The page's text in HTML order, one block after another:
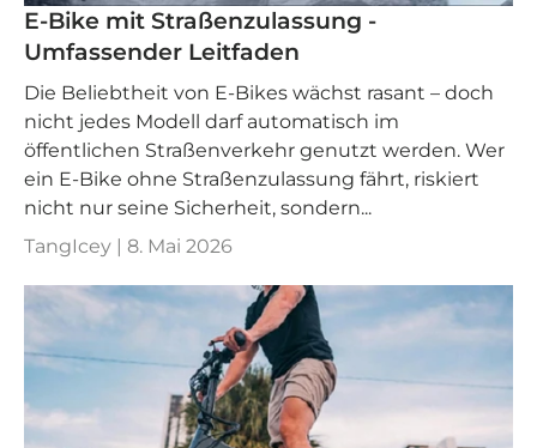
E-Bike mit Straßenzulassung -
Umfassender Leitfaden
Die Beliebtheit von E-Bikes wächst rasant – doch
nicht jedes Modell darf automatisch im
öffentlichen Straßenverkehr genutzt werden. Wer
ein E-Bike ohne Straßenzulassung fährt, riskiert
nicht nur seine Sicherheit, sondern...
TangIcey | 8. Mai 2026